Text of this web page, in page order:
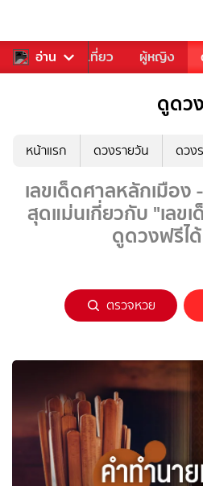
อ่าน
อาหาร ท่องเที่ยว ผู้หญิง
ดูดวง
หน้าแรก ดวงรายวัน ดวง
เลขเด็ดศาลหลักเมือ
สุดแม่นเกี่ยวกับ "เลข
ดูดวงฟรีไ
ตรวจหวย